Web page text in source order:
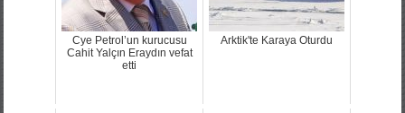
Cye Petrol’un kurucusu
Cahit Yalçın Eraydın vefat
etti
Arktik'te Karaya Oturdu